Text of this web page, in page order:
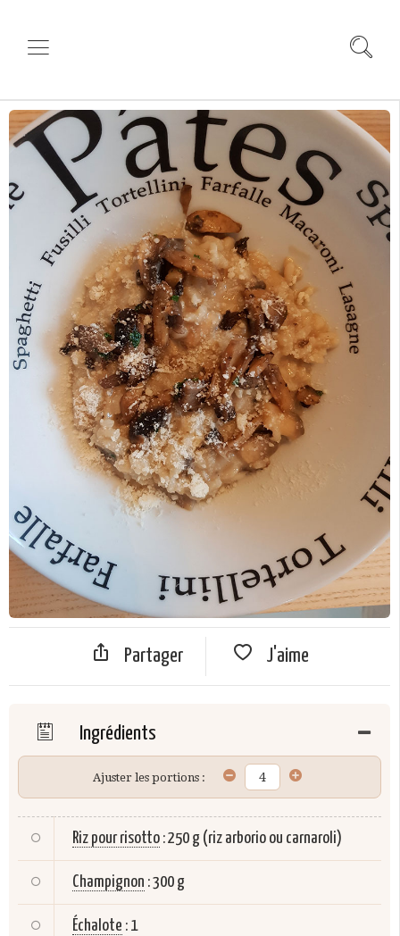
Partager J'aime
Ingrédients
Ajuster les portions :
Riz pour risotto :250 g (riz arborio ou carnaroli)
Champignon :300 g
Échalote : 1